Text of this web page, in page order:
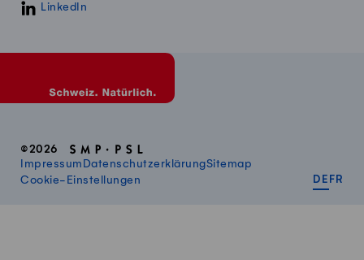
LinkedIn
©2026
Impressum DatenschutzerklärungSitemap
Cookie-Einstellungen
DE FR